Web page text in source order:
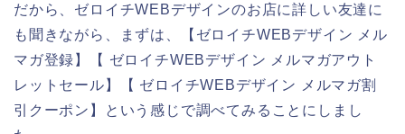
だから、ゼロイチWEBデザインのお店に詳しい友達に
も聞きながら、まずは、【ゼロイチWEBデザイン メル
マガ登録】【 ゼロイチWEBデザイン メルマガアウト
レットセール】【 ゼロイチWEBデザイン メルマガ割
引クーポン】という感じで調べてみることにしまし